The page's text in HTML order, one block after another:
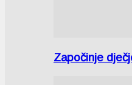
Započinje